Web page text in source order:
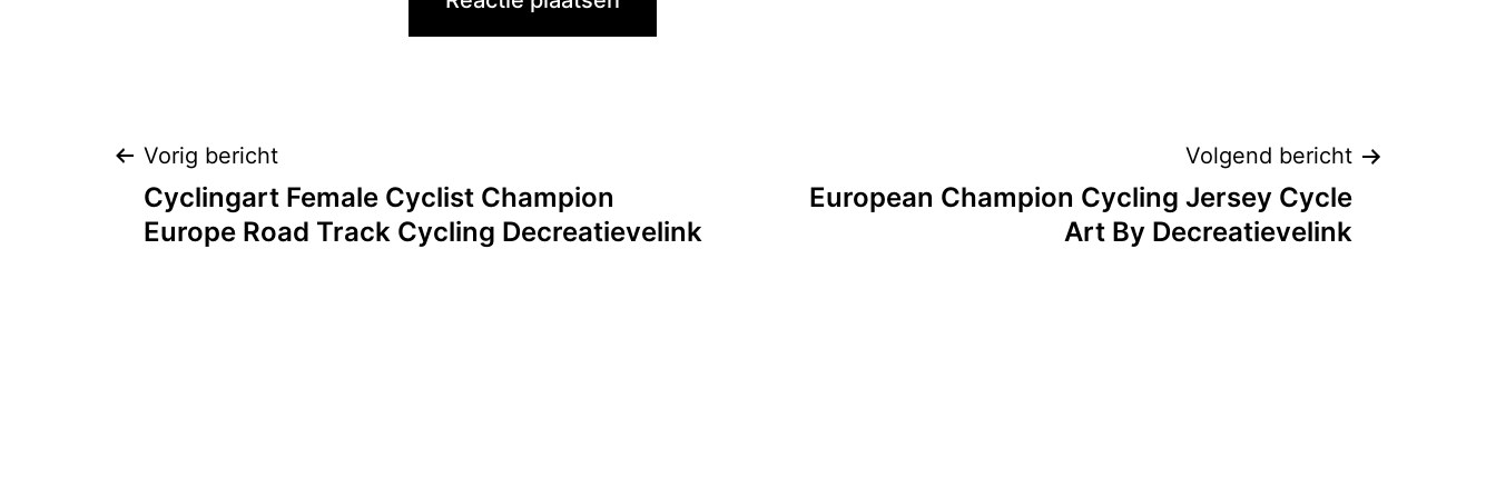
Bericht
navigatie
Vorig bericht
Cyclingart Female Cyclist Champion
Europe Road Track Cycling Decreatievelink
Volgend bericht
European Champion Cycling Jersey Cycle
Art By Decreatievelink